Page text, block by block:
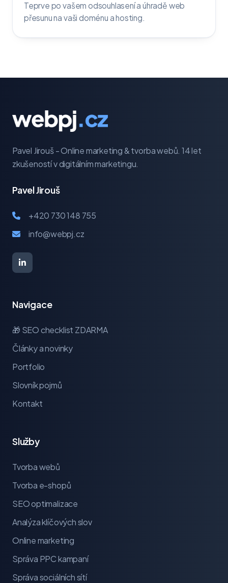
Teprve po vašem odsouhlasení a úhradě web
přesunu na vaši doménu a hosting.
Pavel Jirouš - Online marketing & tvorba webů. 14 let
zkušeností v digitálním marketingu.
Pavel Jirouš
+420 730 148 755
info@webpj.cz
Navigace
🎁 SEO checklist ZDARMA
Články a novinky
Portfolio
Slovník pojmů
Kontakt
Služby
Tvorba webů
Tvorba e-shopů
SEO optimalizace
Analýza klíčových slov
Online marketing
Správa PPC kampaní
Správa sociálních sítí